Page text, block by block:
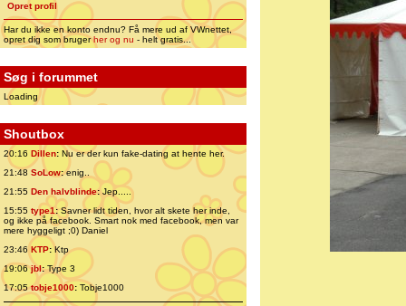
Opret profil
Har du ikke en konto endnu? Få mere ud af VWnettet,
opret dig som brugerher og nu - helt gratis...
Søg i forummet
Loading
Shoutbox
20:16 Dillen: Nu er der kun fake-dating at hente her.
21:48 SoLow:enig..
21:55 Den halvblinde:Jep.....
15:55 type1:Savner lidt tiden, hvor alt skete her inde,
og ikke på facebook. Smart nok med facebook, men var
mere hyggeligt ;0) Daniel
23:46 KTP:Ktp
19:06jbl:Type 3
17:05tobje1000: Tobje1000